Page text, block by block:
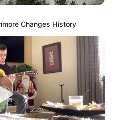
Changes History